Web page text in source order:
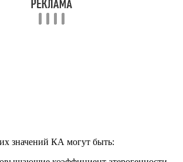
значений КА могут быть: